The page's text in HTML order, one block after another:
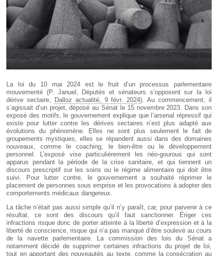
La loi du 10 mai 2024 est le fruit d’un processus parlementaire
mouvementé (P. Januel, Députés et sénateurs s’opposent sur la loi
dérive sectaire,
Dalloz actualité, 9 févr. 2024). Au commencement, il
s’agissait d’un projet, déposé au Sénat le 15 novembre 2023. Dans son
exposé des motifs, le gouvernement explique que l’arsenal répressif qui
existe pour lutter contre les dérives sectaires n’est plus adapté aux
évolutions du phénomène. Elles ne sont plus seulement le fait de
groupements mystiques, elles se répandent aussi dans des domaines
nouveaux, comme le coaching, le bien-être ou le développement
personnel. L’exposé vise particulièrement les néo-gourous qui sont
apparus pendant la période de la crise sanitaire, et qui tiennent un
discours prescriptif sur les soins ou le régime alimentaire qui doit être
suivi. Pour lutter contre, le gouvernement a souhaité réprimer le
placement de personnes sous emprise et les provocations à adopter des
comportements médicaux dangereux.
La tâche n’était pas aussi simple qu’il n’y paraît, car, pour parvenir à ce
résultat, ce sont des discours qu’il faut sanctionner. Ériger ces
infractions risque donc de porter atteinte à la liberté d’expression et à la
liberté de conscience, risque qui n’a pas manqué d’être soulevé au cours
de la navette parlementaire. La commission des lois du Sénat a
notamment décidé de supprimer certaines infractions du projet de loi,
tout en apportant des nouveautés au texte, comme la consécration au